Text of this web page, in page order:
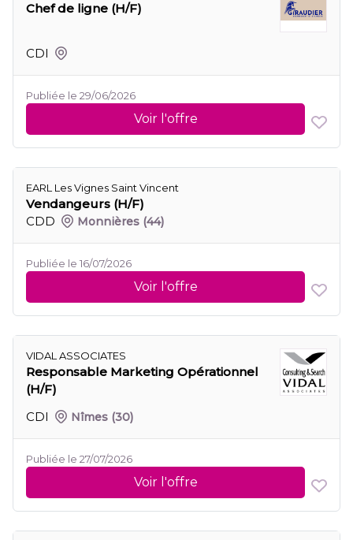
Chef de ligne (H/F)
CDI
Publiée le 29/06/2026
Voir l'offre
EARL Les Vignes Saint Vincent
Vendangeurs (H/F)
CDD
Monnières (44)
Publiée le 16/07/2026
Voir l'offre
VIDAL ASSOCIATES
Responsable Marketing Opérationnel
(H/F)
CDI
Nîmes (30)
Publiée le 27/07/2026
Voir l'offre